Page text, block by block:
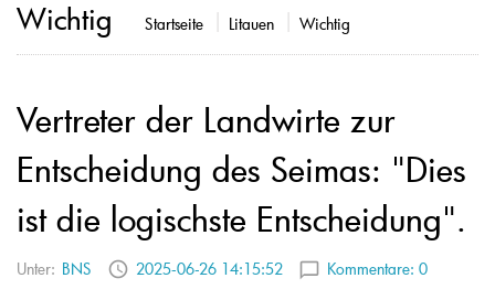
Wichtig Startseite Litauen Wichtig
Vertreter der Landwirte zur
Entscheidung des Seimas: "Dies
ist die logischste Entscheidung".
Unter: BNS 2025-06-26 14:15:52 Kommentare: 0